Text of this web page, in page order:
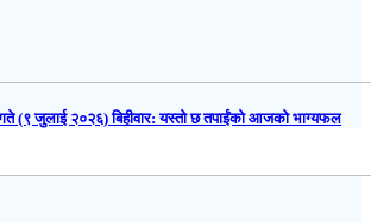
जुलाई २०२६) बिहीवार: यस्तो छ तपाईंको आजको भाग्यफल